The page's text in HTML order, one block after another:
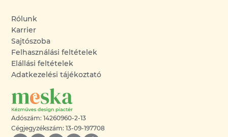
Rólunk
Karrier
Sajtószoba
Felhasználási feltételek
Elállási feltételek
Adatkezelési tájékoztató
Adószám: 14260960-2-13
Cégjegyzékszám: 13-09-197708